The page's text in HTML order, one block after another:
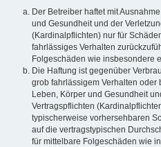
Der Betreiber haftet mit
und Gesundheit und der
(Kardinalpflichten) nur für
fahrlässiges Verhalten
Folgeschäden wie insbesondere
Die Haftung ist gegenüber
grob fahrlässigem Verhalten oder
Leben, Körper und Gesundheit
Vertragspflichten
typischerweise vorhersehbaren
auf die vertragstypischen
für mittelbare Folgeschäden wie